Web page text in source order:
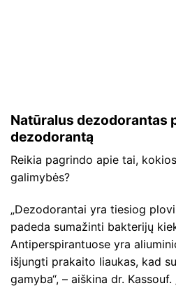
Natūralus dezodorantas
dezodorantą
Reikia pagrindo apie tai,
galimybės?
„Dezodorantai yra tiesiog
padeda sumažinti bakterijų
Antiperspirantuose yra
išjungti prakaito liaukas, kad
gamyba“, – aiškina dr.